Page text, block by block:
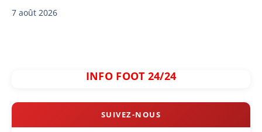
7 août 2026
INFO FOOT 24/24